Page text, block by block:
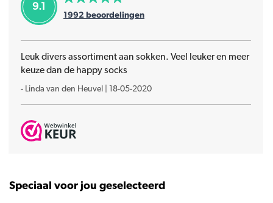
9.1
1992 beoordelingen
Leuk divers assortiment aan sokken. Veel leuker en meer
keuze dan de happy socks
- Linda van den Heuvel 18-05-2020
Speciaal voor jou geselecteerd